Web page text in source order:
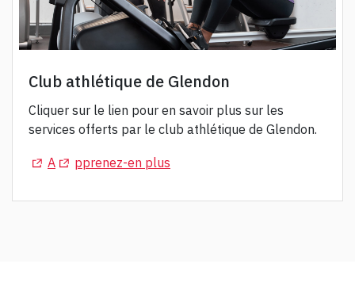
Club athlétique de Glendon
Cliquer sur le lien pour en savoir plus sur les
services offerts par le club athlétique de Glendon.
(Opens in a new tab)
A (Opens in a new tab)
pprenez-en plus